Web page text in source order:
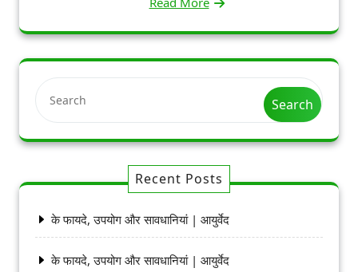
Search
Recent Posts
के फायदे, उपयोग और सावधानियां | आयुर्वेद
के फायदे, उपयोग और सावधानियां | आयुर्वेद